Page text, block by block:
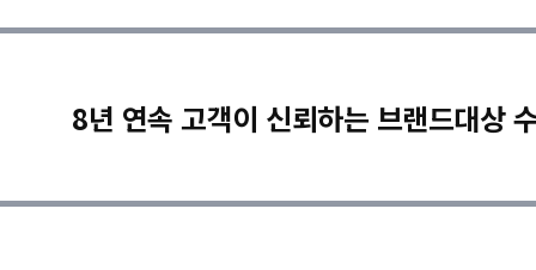
8년 연속 고객이 신뢰하는 브랜드대상